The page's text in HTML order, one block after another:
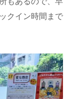
クイン時間まで